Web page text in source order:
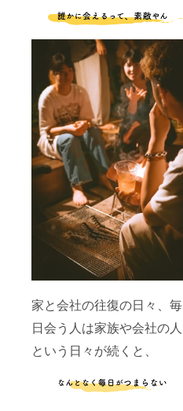
家と会社の往復の日々、毎
日会う人は家族や会社の人
という日々が続くと、